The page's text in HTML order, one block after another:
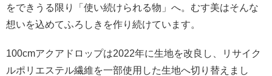
をできうる限り「使い続けられる物」へ。むす美はそんな
想いを込めてふろしきを作り続けています。
100cmアクアドロップは2022年に生地を改良し、リサイク
ルポリエステル繊維を一部使用した生地へ切り替えまし